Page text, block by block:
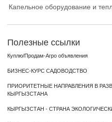
Капельное оборудование и
Полезные ссылки
Куплю/Продам-Агро объявления
БИЗНЕС-КУРС САДОВОДСТВО
ПРИОРИТЕТНЫЕ НАПРАВЛЕНИЯ В
КЫРГЫЗСТАНА
КЫРГЫЗСТАН - СТРАНА